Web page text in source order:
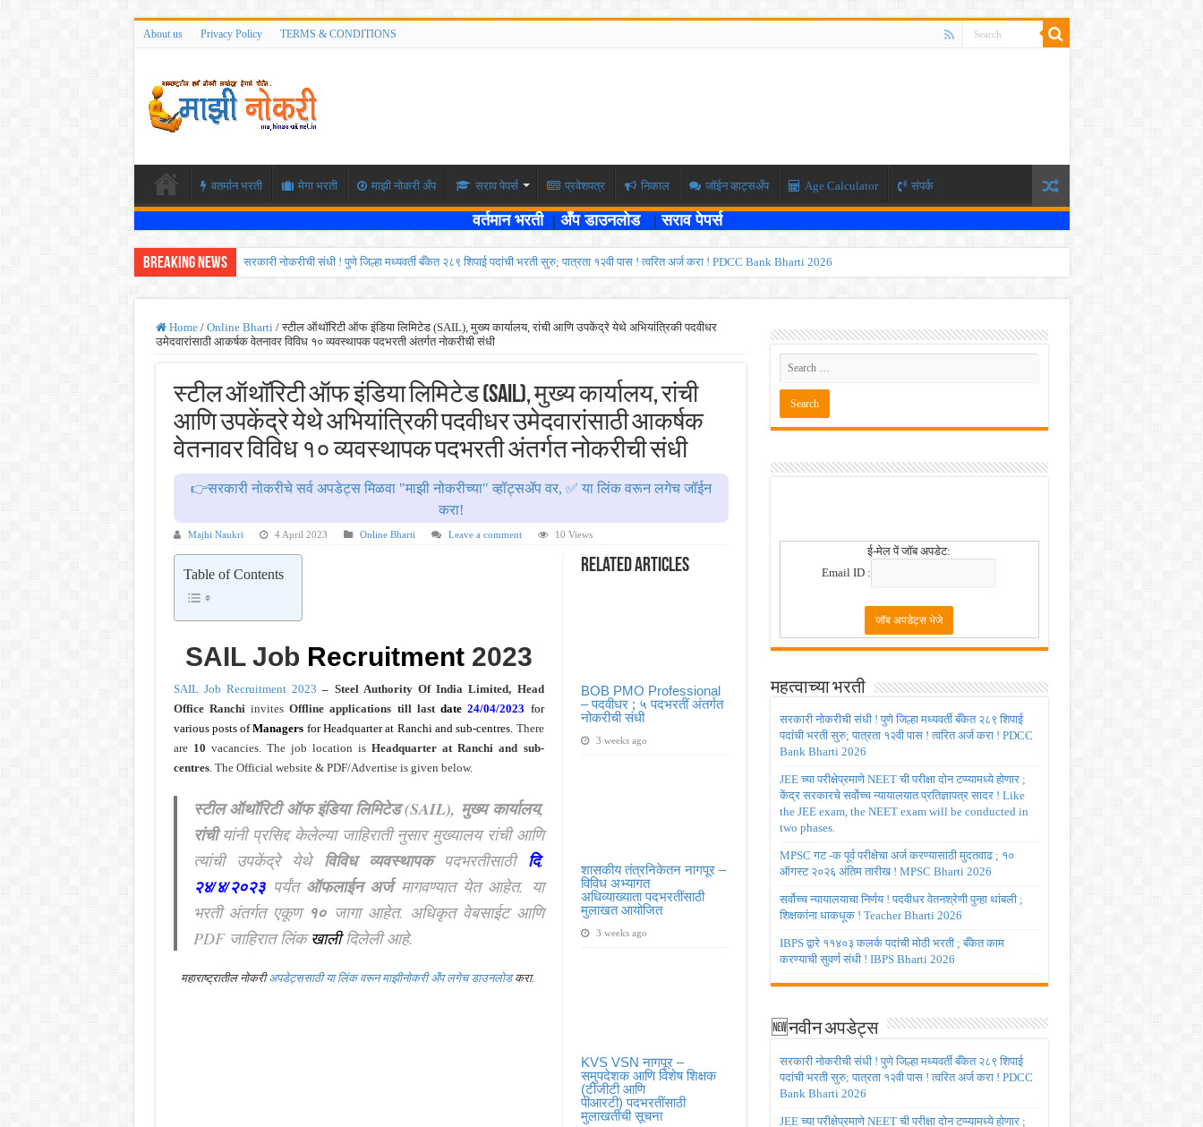
About us Privacy Policy TERMS & CONDITIONS
वतर्मान भरती मेगा भरती माझी नोकरी अँप सराव पेपर्स प्रवेशपत्र निकाल जॉईन व्हाट्सअँप Age Calculator संपर्क
वर्तमान भरती | अँप डाउनलोड |सराव पेपर्स
Breaking News सरकारी नोकरीची संधी ! पुणे जिल्हा मध्यवर्ती बँकेत २८९ शिपाई पदांची भरती सुरु; पात्रता १२वी पास ! त्वरित अर्ज करा ! PDCC Bank Bharti 2026
MPSC गट -क पूर्व परीक्षेचा अर्ज करण्यासाठी मुदतवाढ ; १० ऑगस्ट २०२६ अंतिम तारीख ! MPSC Bharti 2026
सर्वोच्च न्यायालयाचा निर्णय ! पदवीधर वेतनश्रेणी पुन्हा थांबली ; शिक्षकांना धाकधूक ! Teacher Bharti 2026
IBPS द्वारे ११४०३ कलर्क पदांची मोठी भरती ; बँकेत काम करण्याची सुवर्ण संधी ! IBPS Bharti 2026
महाराष्ट्रात अभियांत्रिकी प्रवेशासाठी तब्बल २ लाख १६ हजार जागा उपलब्ध ! Engineering Admission 2026
खुशखबर ! नागपूर विद्यापीठ मध्ये १३९ सहायक प्राध्यापक पदांची भरती सुरु ! Nagpur University Bharti 2026
आदिवासी विकास विभागातील चौकीदार पदांची परीक्षा आता २८ जुलै ऐवजी २ ऑगस्ट २०२६ ला होणार ! Adivasi vibhag bharti 2026
बँकेत मोठी भरती ! युनियन बँक ऑफ इंडिया मध्ये ३९५ पदांची भरती ! Union Bank of India Bharti 2026
खुशखबर ! रेल्वे मध्ये ४०९८ जुनिअर इंजिनिअर पदांची मोठी भरती ; अर्ज प्रक्रिया सुरु ! Railway 4098 Junior Engineer Posts Bharti 2026
Home / Online Bharti / स्टील ऑथॉरिटी ऑफ इंडिया लिमिटेड (SAIL), मुख्य कार्यालय, रांची आणि उपकेंद्रे येथे अभियांत्रिकी पदवीधर
उमेदवारांसाठी आकर्षक वेतनावर विविध १० व्यवस्थापक पदभरती अंतर्गत नोकरीची संधी
स्टील ऑथॉरिटी ऑफ इंडिया लिमिटेड (SAIL), मुख्य कार्यालय, रांची
आणि उपकेंद्रे येथे अभियांत्रिकी पदवीधर उमेदवारांसाठी आकर्षक
वेतनावर विविध १० व्यवस्थापक पदभरती अंतर्गत नोकरीची संधी
👉सरकारी नोकरीचे सर्व अपडेट्स मिळवा "माझी नोकरीच्या" व्हॉट्सॲप वर, ✅ या लिंक वरून लगेच जॉईन
करा!
Majhi Naukri 4 April 2023 Online Bharti Leave a comment 10 Views
Related Articles
BOB PMO Professional
– पदवीधर ; ५ पदभरतीं अंतर्गत
नोकरीची संधी
3 weeks ago
शासकीय तंत्रनिकेतन नागपूर –
विविध अभ्यागत
अधिव्याख्याता पदभरतींसाठी
मुलाखत आयोजित
3 weeks ago
KVS VSN नागपूर –
समुपदेशक आणि विशेष शिक्षक
(टीजीटी आणि
पीआरटी) पदभरतींसाठी
मुलाखतीची सूचना
Table of Contents
SAIL Job Recruitment2023
SAIL Job Recruitment 2023– Steel Authority Of India Limited, Head
Office Ranchi invitesOffline applications till lastdate24/04/2023 for
various posts ofManagers for Headquarter at Ranchi and sub-centres. There
are10 vacancies. The job location is Headquarter at Ranchi and sub-
centres. The Official website & PDF/Advertise is given below.
स्टील ऑथॉरिटी ऑफ इंडिया लिमिटेड (SAIL), मुख्य कार्यालय,
रांचीयांनी प्रसिद्द केलेल्या जाहिराती नुसार मुख्यालय रांची आणि
त्यांची उपकेंद्रे येथे विविध व्यवस्थापकपदभरतीसाठी दि.
२४/४/२०२३पर्यंत ऑफलाईन अर्जमागवण्यात येत आहेत. या
भरती अंतर्गत एकूण १०जागा आहेत. अधिकृत वेबसाईट आणि
PDF जाहिरात लिंकखालीदिलेली आहे.
महाराष्ट्रातील नोकरीअपडेट्ससाठी या लिंक वरून माझीनोकरी अँप लगेच डाउनलोडकरा.
ई-मेल पें जॉब अपडेट:
Email ID :
महत्वाच्या भरती
सरकारी नोकरीची संधी ! पुणे जिल्हा मध्यवर्ती बँकेत २८९ शिपाई
पदांची भरती सुरु; पात्रता १२वी पास ! त्वरित अर्ज करा ! PDCC
Bank Bharti 2026
JEE च्या परीक्षेप्रमाणे NEET ची परीक्षा दोन टप्प्यामध्ये होणार ;
केंद्र सरकारचे सर्वोच्च न्यायालयात प्रतिज्ञापत्र सादर ! Like
the JEE exam, the NEET exam will be conducted in
two phases.
MPSC गट -क पूर्व परीक्षेचा अर्ज करण्यासाठी मुदतवाढ ; १०
ऑगस्ट २०२६ अंतिम तारीख ! MPSC Bharti 2026
सर्वोच्च न्यायालयाचा निर्णय ! पदवीधर वेतनश्रेणी पुन्हा थांबली ;
शिक्षकांना धाकधूक ! Teacher Bharti 2026
IBPS द्वारे ११४०३ कलर्क पदांची मोठी भरती ; बँकेत काम
करण्याची सुवर्ण संधी ! IBPS Bharti 2026
🆕नवीन अपडेट्स
सरकारी नोकरीची संधी ! पुणे जिल्हा मध्यवर्ती बँकेत २८९ शिपाई
पदांची भरती सुरु; पात्रता १२वी पास ! त्वरित अर्ज करा ! PDCC
Bank Bharti 2026
JEE च्या परीक्षेप्रमाणे NEET ची परीक्षा दोन टप्प्यामध्ये होणार ;